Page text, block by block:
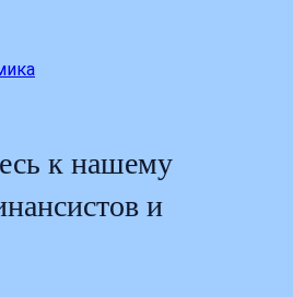
к нашему
и